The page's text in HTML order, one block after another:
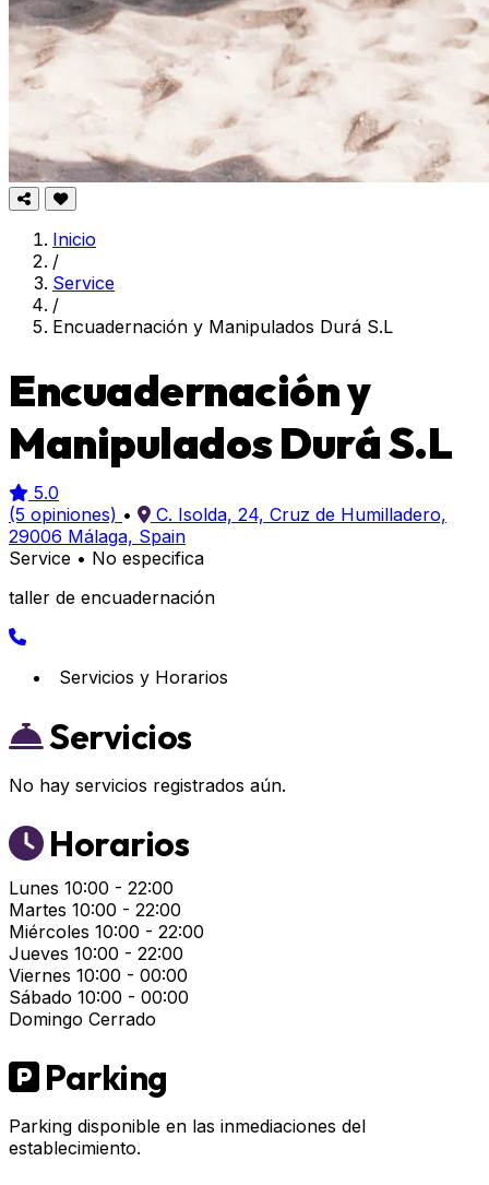
Inicio
/
Service
/
Encuadernación y Manipulados Durá S.L
Encuadernación y
Manipulados Durá S.L
5.0
(5 opiniones) •
C. Isolda, 24, Cruz de Humilladero,
29006 Málaga, Spain
Service • No especifica
taller de encuadernación
Servicios y Horarios
Servicios
No hay servicios registrados aún.
Horarios
Lunes 10:00 - 22:00
Martes 10:00 - 22:00
Miércoles 10:00 - 22:00
Jueves 10:00 - 22:00
Viernes 10:00 - 00:00
Sábado 10:00 - 00:00
Domingo Cerrado
Parking
Parking disponible en las inmediaciones del
establecimiento.